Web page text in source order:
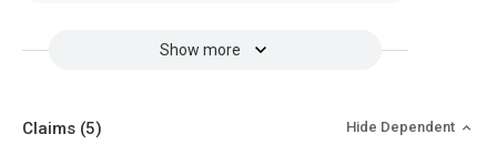
Show more
Claims (5) Hide Dependent